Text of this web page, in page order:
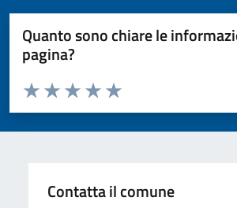
Quanto sono chiare le
pagina?
Valuta da 1 a 5 stelle la pagina
Valuta 5 stelle su 5
Valuta 4 stelle su 5
Valuta 3 stelle su 5
Valuta 2 stelle su 5
Valuta 1 stelle su 5
Contatta il comune